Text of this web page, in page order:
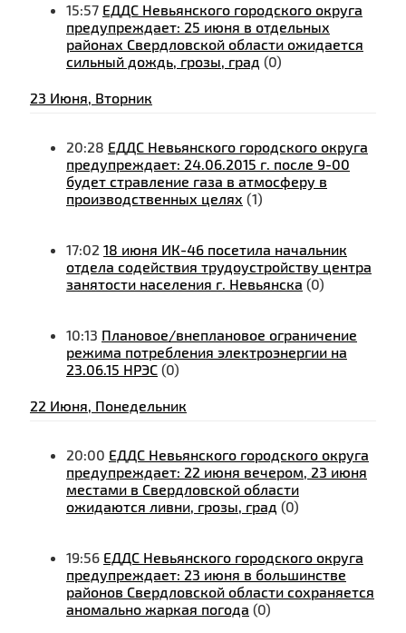
15:57 ЕДДС Невьянского городского округа
предупреждает: 25 июня в отдельных
районах Свердловской области ожидается
сильный дождь, грозы, град (0)
23 Июня, Вторник
20:28 ЕДДС Невьянского городского округа
предупреждает: 24.06.2015 г. после 9-00
будет стравление газа в атмосферу в
производственных целях (1)
17:02 18 июня ИК-46 посетила начальник
отдела содействия трудоустройству центра
занятости населения г. Невьянска (0)
10:13 Плановое/внеплановое ограничение
режима потребления электроэнергии на
23.06.15 НРЭС (0)
22 Июня, Понедельник
20:00 ЕДДС Невьянского городского округа
предупреждает: 22 июня вечером, 23 июня
местами в Свердловской области
ожидаются ливни, грозы, град (0)
19:56 ЕДДС Невьянского городского округа
предупреждает: 23 июня в большинстве
районов Свердловской области сохраняется
аномально жаркая погода (0)